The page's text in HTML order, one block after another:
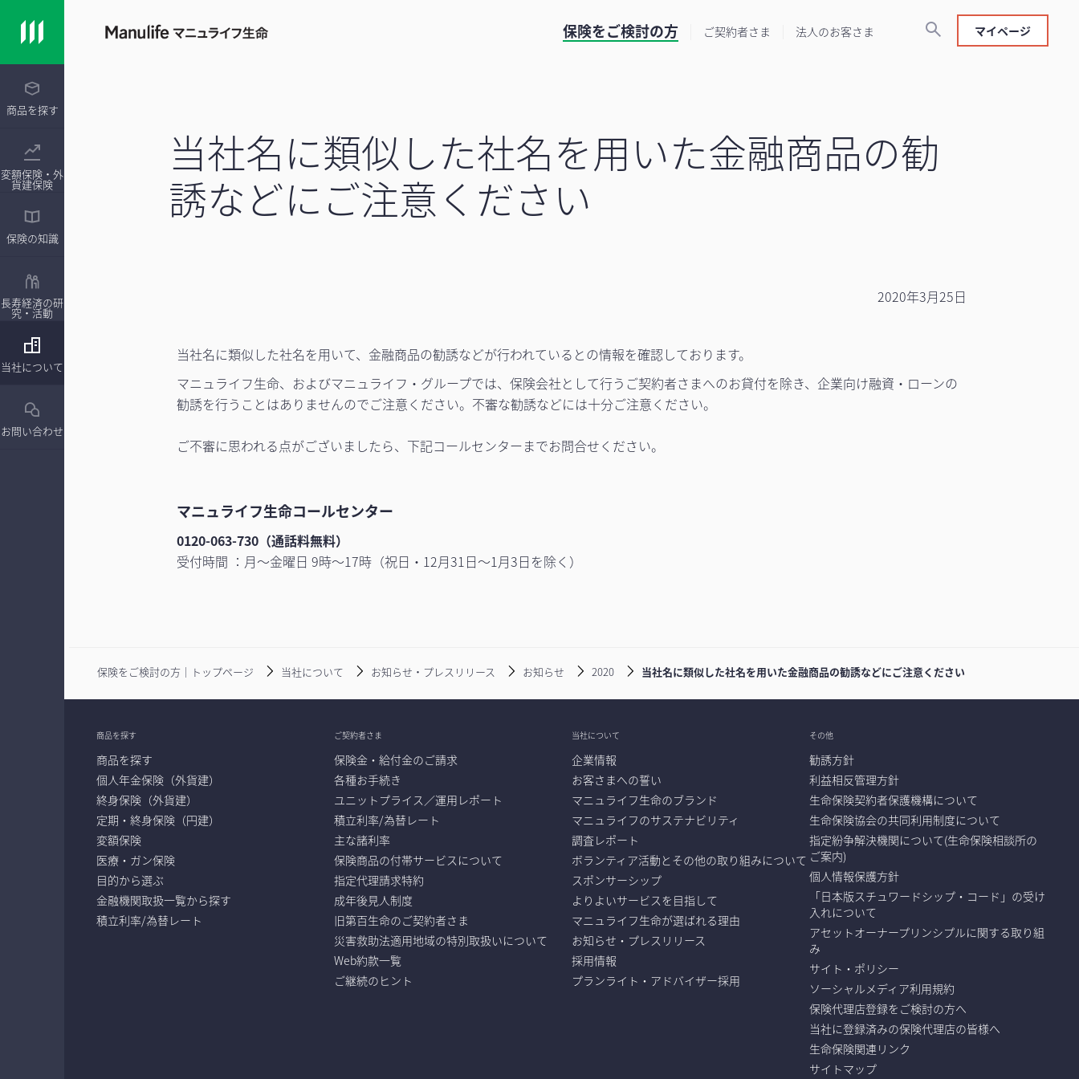
商品を探す
変額保険・外
貨建保険
保険の知識
長寿経済の研
究・活動
当社について
お問い合わせ
保険をご検討の方 ご契約者さま 法人のお客さま マイページ
当社名に類似した社名を用いた金融商品の勧
誘などにご注意ください
2020年3月25日
当社名に類似した社名を用いて、金融商品の勧誘などが行われているとの情報を確認しております。
マニュライフ生命、およびマニュライフ・グループでは、保険会社として行うご契約者さまへのお貸付を除き、企業向け融資・ローンの
勧誘を行うことはありませんのでご注意ください。不審な勧誘などには十分ご注意ください。
ご不審に思われる点がございましたら、下記コールセンターまでお問合せください。
マニュライフ生命コールセンター
0120-063-730（通話料無料）
受付時間 ：月～金曜日 9時～17時（祝日・12月31日～1月3日を除く）
保険をご検討の方｜トップページ 当社について お知らせ・プレスリリース お知らせ 2020 当社名に類似した社名を用いた金融商品の勧誘などにご注意ください
商品を探す
商品を探す
個人年金保険（外貨建）
終身保険（外貨建）
定期・終身保険（円建）
変額保険
医療・ガン保険
目的から選ぶ
金融機関取扱一覧から探す
積立利率/為替レート
ご契約者さま
保険金・給付金のご請求
各種お手続き
ユニットプライス／運用レポート
積立利率/為替レート
主な諸利率
保険商品の付帯サービスについて
指定代理請求特約
成年後見人制度
旧第百生命のご契約者さま
災害救助法適用地域の特別取扱いについて
Web約款一覧
ご継続のヒント
当社について
企業情報
お客さまへの誓い
マニュライフ生命のブランド
マニュライフのサステナビリティ
調査レポート
ボランティア活動とその他の取り組みについて
スポンサーシップ
よりよいサービスを目指して
マニュライフ生命が選ばれる理由
お知らせ・プレスリリース
採用情報
プランライト・アドバイザー採用
その他
勧誘方針
利益相反管理方針
生命保険契約者保護機構について
生命保険協会の共同利用制度について
指定紛争解決機関について(生命保険相談所の
ご案内)
個人情報保護方針
「日本版スチュワードシップ・コード」の受け
入れについて
アセットオーナープリンシプルに関する取り組
み
サイト・ポリシー
ソーシャルメディア利用規約
保険代理店登録をご検討の方へ
当社に登録済みの保険代理店の皆様へ
生命保険関連リンク
サイトマップ